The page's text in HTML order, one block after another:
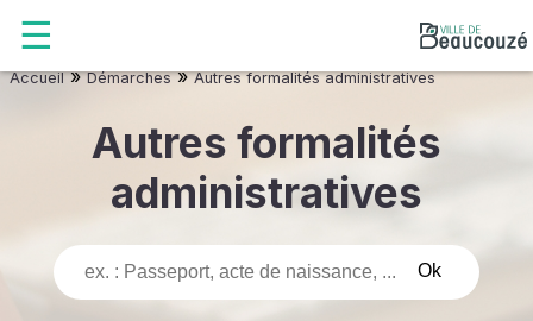
Accueil»Démarches»Autres formalités administratives
Autres formalités
administratives